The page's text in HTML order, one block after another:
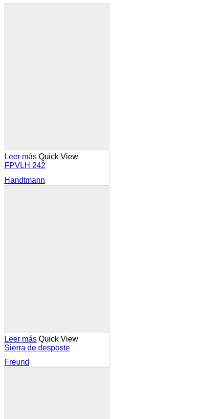
Leer más Quick View
FPVLH 242
Handtmann
Leer más Quick View
Sierra de desposte
Freund